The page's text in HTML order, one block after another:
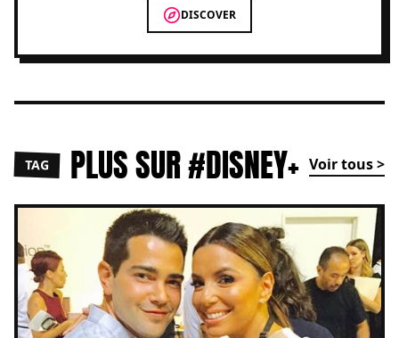
DISCOVER
TAG PLUS SUR #DISNEY+ Voir tous >